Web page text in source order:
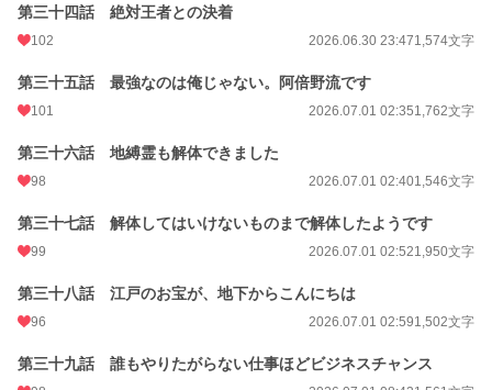
第三十四話 絶対王者との決着
102 2026.06.30 23:471,574文字
第三十五話 最強なのは俺じゃない。阿倍野流です
101 2026.07.01 02:351,762文字
第三十六話 地縛霊も解体できました
98 2026.07.01 02:401,546文字
第三十七話 解体してはいけないものまで解体したようです
99 2026.07.01 02:521,950文字
第三十八話 江戸のお宝が、地下からこんにちは
96 2026.07.01 02:591,502文字
第三十九話 誰もやりたがらない仕事ほどビジネスチャンス